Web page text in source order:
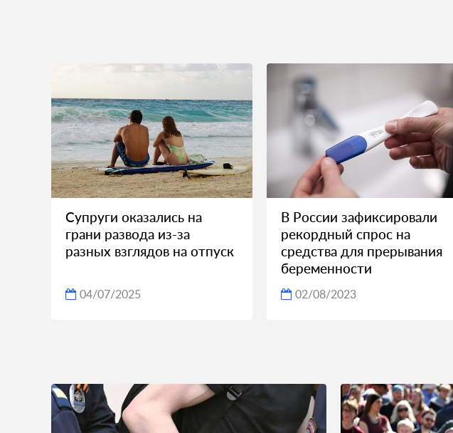
Супруги оказались на
грани развода из-за
разных взглядов на отпуск
04/07/2025
В России зафиксировали
рекордный спрос на
средства для прерывания
беременности
02/08/2023